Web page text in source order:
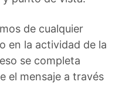
de cualquier
en la actividad de la
se completa
el mensaje a través